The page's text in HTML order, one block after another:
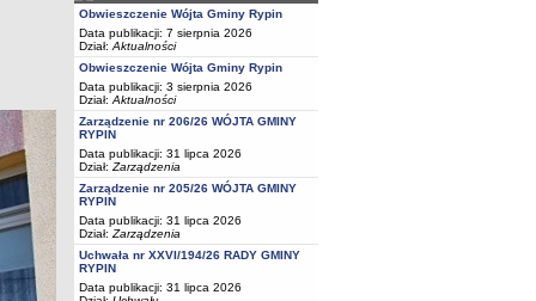
Obwieszczenie Wójta Gminy Rypin
Data publikacji: 7 sierpnia 2026
Dział: Aktualności
Obwieszczenie Wójta Gminy Rypin
Data publikacji: 3 sierpnia 2026
Dział: Aktualności
Zarządzenie nr 206/26 WÓJTA GMINY
RYPIN
Data publikacji: 31 lipca 2026
Dział: Zarządzenia
Zarządzenie nr 205/26 WÓJTA GMINY
RYPIN
Data publikacji: 31 lipca 2026
Dział: Zarządzenia
Uchwała nr XXVI/194/26 RADY GMINY
RYPIN
Data publikacji: 31 lipca 2026